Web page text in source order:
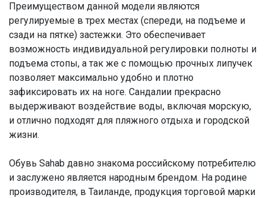
Преимуществом данной модели являются
регулируемые в трех местах (спереди, на подъеме и
сзади на пятке) застежки. Это обеспечивает
возможность индивидуальной регулировки полноты и
подъема стопы, а так же с помощью прочных липучек
позволяет максимально удобно и плотно
зафиксировать их на ноге. Сандалии прекрасно
выдерживают воздействие воды, включая морскую,
и отлично подходят для пляжного отдыха и городской
жизни.
Обувь Sahab давно знакома российскому потребителю
и заслужено является народным брендом. На родине
производителя, в Таиланде, продукция торговой марки